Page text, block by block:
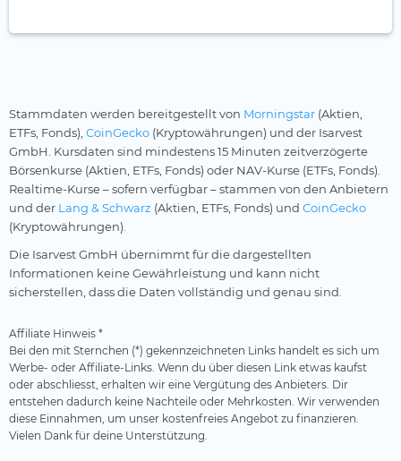
Stammdaten werden bereitgestellt von Morningstar (Aktien,
ETFs, Fonds), CoinGecko (Kryptowährungen) und der Isarvest
GmbH. Kursdaten sind mindestens 15 Minuten zeitverzögerte
Börsenkurse (Aktien, ETFs, Fonds) oder NAV-Kurse (ETFs, Fonds).
Realtime-Kurse – sofern verfügbar – stammen von den Anbietern
und der Lang & Schwarz (Aktien, ETFs, Fonds) und CoinGecko
(Kryptowährungen).
Die Isarvest GmbH übernimmt für die dargestellten
Informationen keine Gewährleistung und kann nicht
sicherstellen, dass die Daten vollständig und genau sind.
Affiliate Hinweis *
Bei den mit Sternchen (*) gekennzeichneten Links handelt es sich um
Werbe- oder Affiliate-Links. Wenn du über diesen Link etwas kaufst
oder abschliesst, erhalten wir eine Vergütung des Anbieters. Dir
entstehen dadurch keine Nachteile oder Mehrkosten. Wir verwenden
diese Einnahmen, um unser kostenfreies Angebot zu finanzieren.
Vielen Dank für deine Unterstützung.